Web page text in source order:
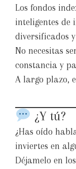
Los fondos
inteligentes de
diversificados
No necesitas
constancia y
A largo plazo,
¿Y tú?
¿Has oído
inviertes en
Déjamelo en